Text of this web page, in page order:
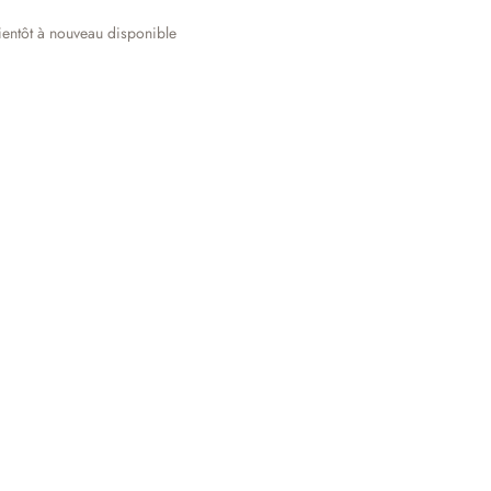
à nouveau disponible